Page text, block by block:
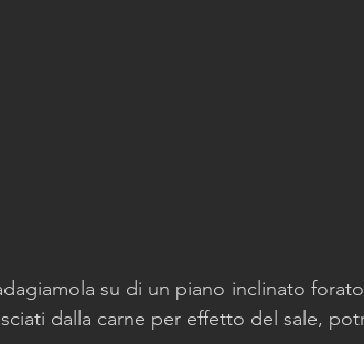
su di un piano inclinato
dalla carne per effetto del sale,